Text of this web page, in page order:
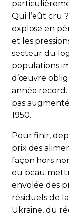
Qui l’eût cru
explose en
et les
secteur du
populations
d’œuvre
année record.
pas
1950.
Pour finir,
prix des
façon hors
eu beau
envolée des
résiduels de
Ukraine, du